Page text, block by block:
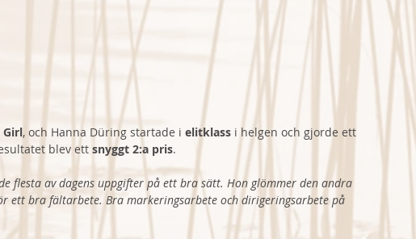
Girl, och Hanna Düring startade i elitklass i helgen och gjorde ett
blev ett snyggt 2:a pris.
flesta av dagens uppgifter på ett bra sätt. Hon glömmer den andra
ett bra fältarbete. Bra markeringsarbete och dirigeringsarbete på